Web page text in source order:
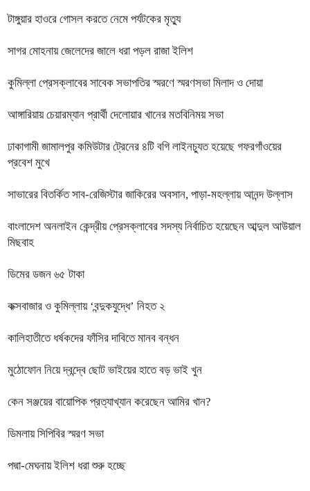
টাঙ্গুয়ার হাওরে গোসল করতে নেমে পর্যটকের মৃত্যু
সাগর মোহনায় জেলেদের জালে ধরা পড়ল রাজা ইলিশ
কুমিল্লা প্রেসক্লাবের সাবেক সভাপতির স্মরণে স্মরণসভা মিলাদ ও দোয়া
আঙ্গারিয়ায় চেয়ারম্যান প্রার্থী দেলোয়ার খানের মতবিনিময় সভা
ঢাকাগামী জামালপুর কমিউটার ট্রেনের ৪টি বগি লাইনচ্যুত হয়েছে গফরগাঁওয়ের
প্রবেশ মুখে
সাভারের বিতর্কিত সাব-রেজিস্টার জাকিরের অবসান, পাড়া-মহল্লায় আনন্দ উল্লাস
বাংলাদেশ অনলাইন কেন্দ্রীয় প্রেসক্লাবের সদস্য নির্বাচিত হয়েছেন আব্দুল আউয়াল
মিছবাহ
ডিমের ডজন ৬৫ টাকা
কক্সবাজার ও কুমিল্লায় ‘বন্দুকযুদ্ধে’ নিহত ২
কালিহাতীতে ধর্ষকদের ফাঁসির দাবিতে মানব বন্ধন
মুঠোফোন নিয়ে দ্বন্দ্বে ছোট ভাইয়ের হাতে বড় ভাই খুন
কেন সঞ্জয়ের বায়োপিক প্রত্যাখ্যান করেছেন আমির খান?
ডিমলায় সিপিবির স্মরণ সভা
পদ্মা-মেঘনায় ইলিশ ধরা শুরু হচ্ছে